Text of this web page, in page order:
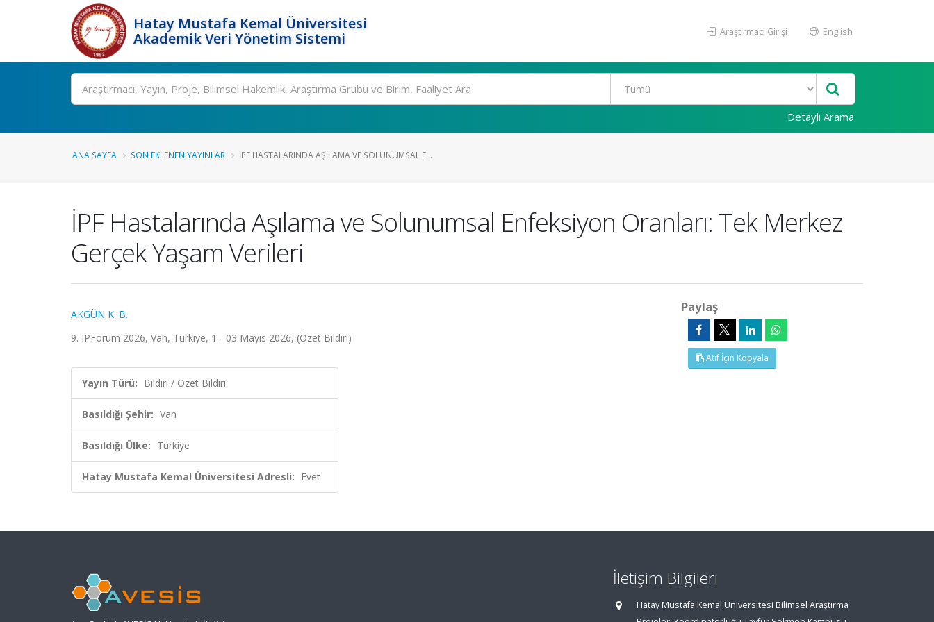
Hatay Mustafa Kemal Üniversitesi
Akademik Veri Yönetim Sistemi
Araştırmacı Girişi English
Ara
Detaylı Arama
ANA SAYFA SON EKLENEN YAYINLAR İPF HASTALARINDA AŞILAMA VE SOLUNUMSAL E...
İPF Hastalarında Aşılama ve Solunumsal Enfeksiyon Oranları: Tek Merkez
Gerçek Yaşam Verileri
AKGÜN K. B.
9. IPForum 2026, Van, Türkiye, 1 - 03 Mayıs 2026, (Özet Bildiri)
Yayın Türü: Bildiri / Özet Bildiri
Basıldığı Şehir: Van
Basıldığı Ülke: Türkiye
Hatay Mustafa Kemal Üniversitesi Adresli: Evet
Paylaş
Atıf İçin Kopyala
İletişim Bilgileri
Hatay Mustafa Kemal Üniversitesi Bilimsel Araştırma